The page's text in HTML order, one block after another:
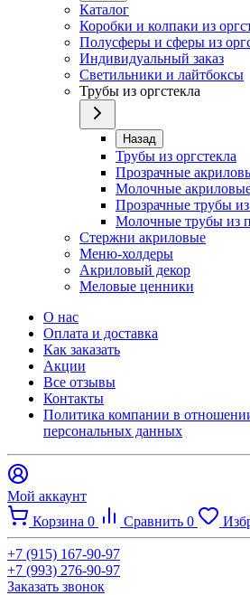
Каталог
Коробки и колпаки из
Полусферы и сферы из
Индивидуальный заказ
Светильники и лайтбоксы
Трубы из оргстекла
Назад
Трубы из оргстекла
Прозрачные
Молочные
Прозрачные трубы
Молочные трубы из
Стержни акриловые
Меню-холдеры
Акриловый декор
Меловые ценники
О нас
Оплата и доставка
Как заказать
Акции
Все отзывы
Контакты​
Политика компании в
персональных данных
Мой аккаунт
Корзина 0 Сравнить 0
+7 (915) 167-90-97
+7 (993) 276-90-97
Заказать звонок